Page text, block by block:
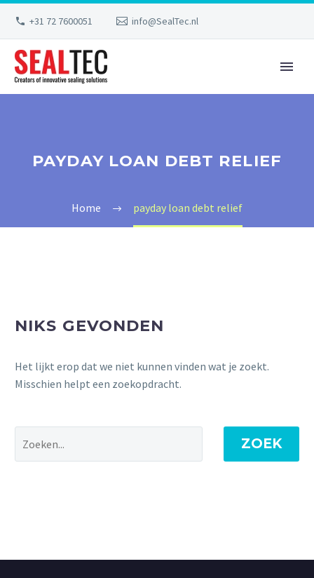
+31 72 7600051 info@SealTec.nl
PAYDAY LOAN DEBT RELIEF
Home payday loan debt relief
NIKS GEVONDEN
Het lijkt erop dat we niet kunnen vinden wat je zoekt.
Misschien helpt een zoekopdracht.
ZOEK